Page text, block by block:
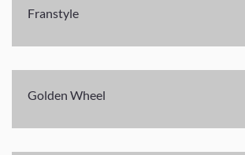
Franstyle
Golden Wheel